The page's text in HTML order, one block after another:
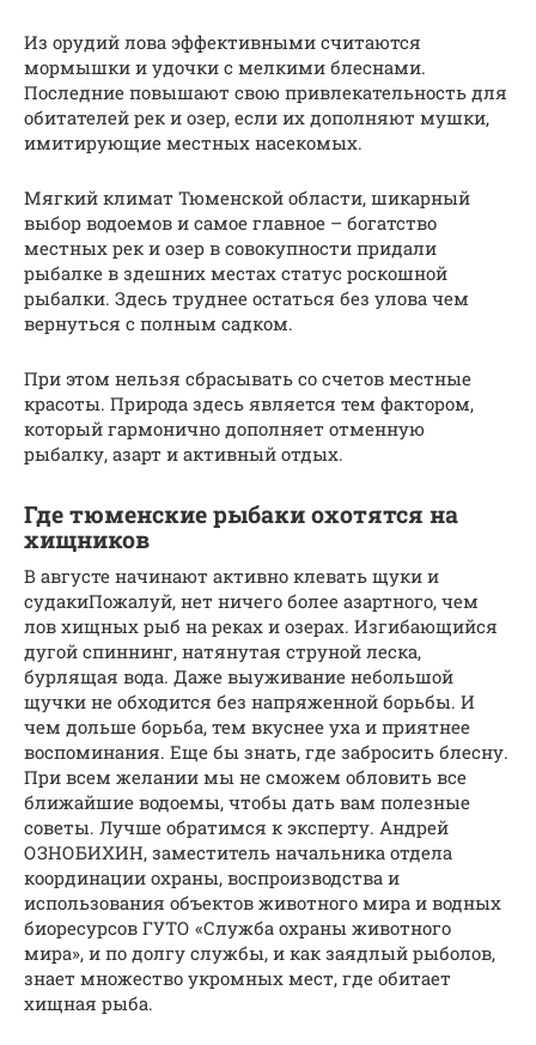
Из орудий лова эффективными считаются
мормышки и удочки с мелкими блеснами.
Последние повышают свою привлекательность для
обитателей рек и озер, если их дополняют мушки,
имитирующие местных насекомых.
Мягкий климат Тюменской области, шикарный
выбор водоемов и самое главное – богатство
местных рек и озер в совокупности придали
рыбалке в здешних местах статус роскошной
рыбалки. Здесь труднее остаться без улова чем
вернуться с полным садком.
При этом нельзя сбрасывать со счетов местные
красоты. Природа здесь является тем фактором,
который гармонично дополняет отменную
рыбалку, азарт и активный отдых.
Где тюменские рыбаки охотятся на
хищников
В августе начинают активно клевать щуки и
судакиПожалуй, нет ничего более азартного, чем
лов хищных рыб на реках и озерах. Изгибающийся
дугой спиннинг, натянутая струной леска,
бурлящая вода. Даже выуживание небольшой
щучки не обходится без напряженной борьбы. И
чем дольше борьба, тем вкуснее уха и приятнее
воспоминания. Еще бы знать, где забросить блесну.
При всем желании мы не сможем обловить все
ближайшие водоемы, чтобы дать вам полезные
советы. Лучше обратимся к эксперту. Андрей
ОЗНОБИХИН, заместитель начальника отдела
координации охраны, воспроизводства и
использования объектов животного мира и водных
биоресурсов ГУТО «Служба охраны животного
мира», и по долгу службы, и как заядлый рыболов,
знает множество укромных мест, где обитает
хищная рыба.